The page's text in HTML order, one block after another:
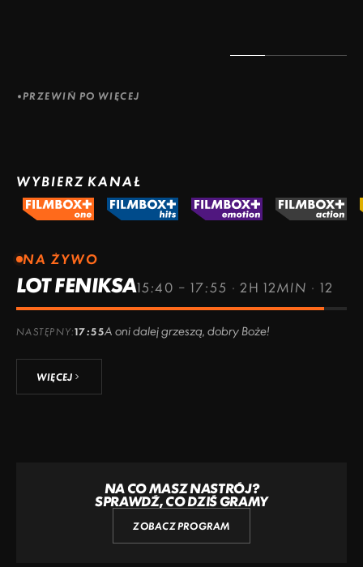
PRZEWIŃ PO WIĘCEJ
WYBIERZ KANAŁ
NA ŻYWO
LOT FENIKSA15:40 – 17:55 ·2H 12MIN · 12
NASTĘPNY:17:55A oni dalej grzeszą, dobry Boże!
WIĘCEJ
NA CO MASZ NASTRÓJ?
SPRAWDŹ, CO DZIŚ GRAMY
ZOBACZ PROGRAM